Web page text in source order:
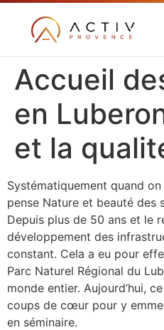
Accueil
en
et la
Systématiquement quand
pense Nature et beauté des
Depuis plus de 50 ans et le
développement des
constant. Cela a eu pour
Parc Naturel Régional du
monde entier. Aujourd’hui,
coups de cœur pour y
en séminaire.